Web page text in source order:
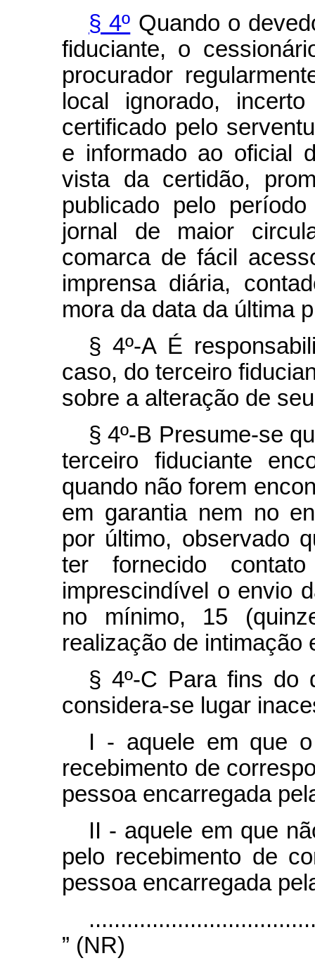
§ 4º Quando o
fiduciante, o
procurador
local ignorado,
certificado pelo
e informado ao oficial
vista da certidão,
publicado pelo
jornal de maior
comarca de fácil
imprensa diária,
mora da data da última
§ 4º-A É
caso, do terceiro
sobre a alteração de
§ 4º-B Presume-se
terceiro fiduciante
quando não forem
em garantia nem no
por último, observado
ter fornecido
imprescindível o envio
no mínimo, 15
realização de intimação
§ 4º-C Para fins do
considera-se lugar
I - aquele em que o
recebimento de
pessoa encarregada
II - aquele em que
pelo recebimento de
pessoa encarregada
” (NR)